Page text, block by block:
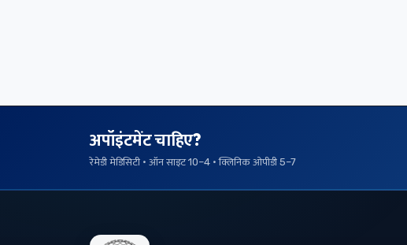
अपॉइंटमेंट चाहिए?
रेमेडी मेडिसिटी · ऑन साइट 10–4 · क्लिनिक ओपीडी 5–7